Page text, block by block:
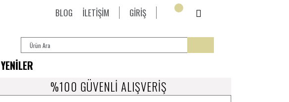
BLOG İLETİŞİM GİRİŞ
YENİLER
%100 GÜVENLİ ALIŞVERİŞ